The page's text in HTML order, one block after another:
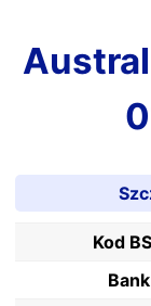
Kod
Bank